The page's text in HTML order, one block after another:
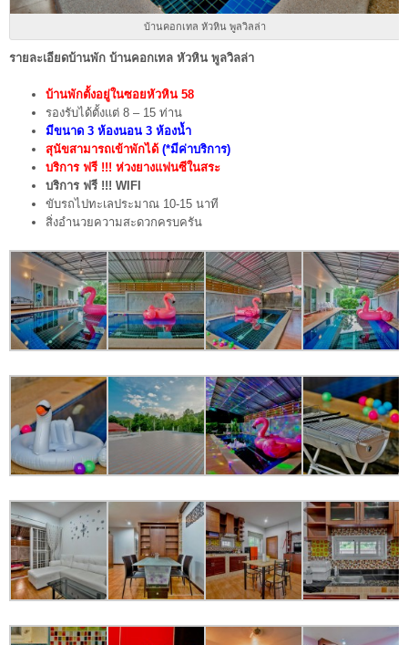
บ้านคอกเทล หัวหิน พูลวิลล่า
รายละเอียดบ้านพัก บ้านคอกเทล หัวหิน พูลวิลล่า
บ้านพักตั้งอยู่ในซอยหัวหิน 58
รองรับได้ตั้งแต่ 8 – 15 ท่าน
มีขนาด 3 ห้องนอน 3 ห้องน้ำ
สุนัขสามารถเข้าพักได้ (*มีค่าบริการ)
บริการ ฟรี !!! ห่วงยางแฟนซีในสระ
บริการ ฟรี !!! WIFI
ขับรถไปทะเลประมาณ 10-15 นาที
สิ่งอำนวยความสะดวกครบครัน